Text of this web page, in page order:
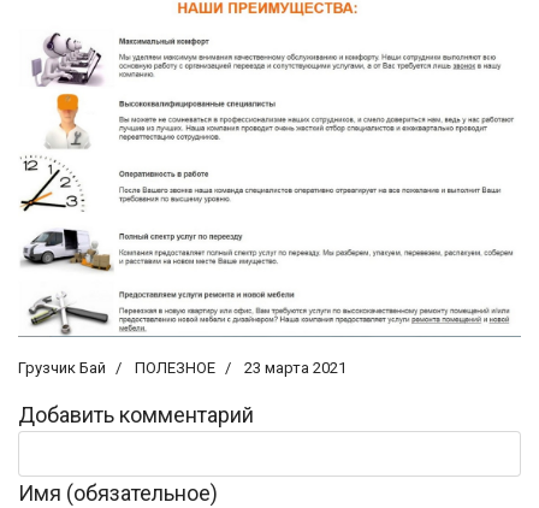
Грузчик Бай ПОЛЕЗНОЕ 23 марта 2021
Добавить комментарий
Имя (обязательное)